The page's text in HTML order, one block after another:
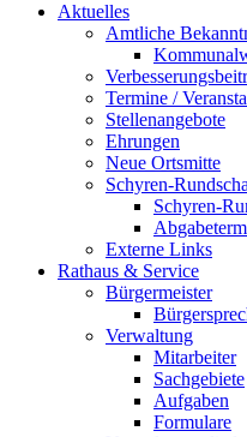
Aktuelles
Amtliche
Termine /
Stellenangebote
Ehrungen
Neue Ortsmitte
Schyren-
Schyren-
Externe Links
Rathaus & Service
Bürgermeister
Verwaltung
Mitarbeiter
Sachgebiete
Aufgaben
Formulare